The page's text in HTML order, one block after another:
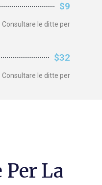
$9
Consultare le ditte per
$32
Consultare le ditte per
La